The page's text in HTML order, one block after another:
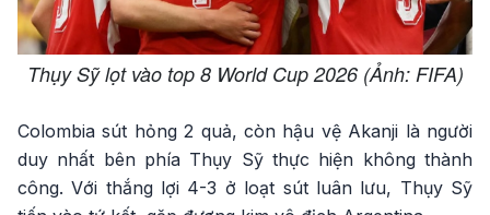
Thụy Sỹ lọt vào top 8 World Cup 2026 (Ảnh: FIFA)
Colombia sút hỏng 2 quả, còn hậu vệ Akanji là người
duy nhất bên phía Thụy Sỹ thực hiện không thành
công. Với thắng lợi 4-3 ở loạt sút luân lưu, Thụy Sỹ